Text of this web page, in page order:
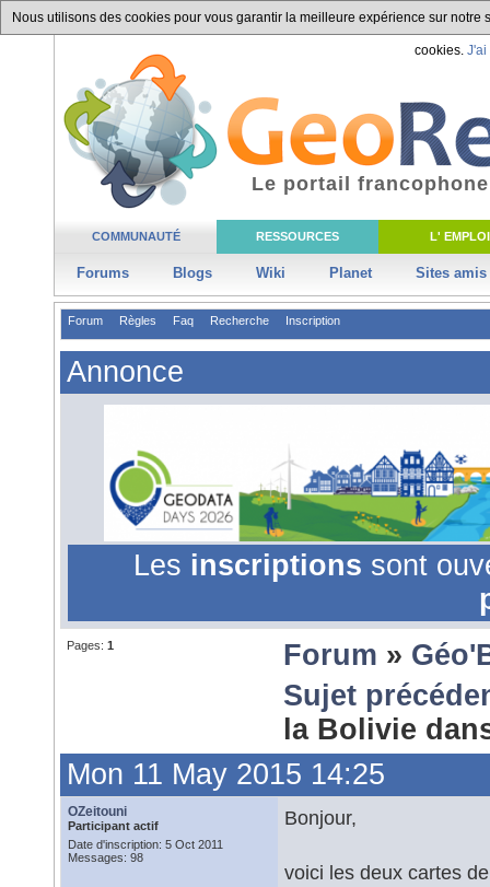
Nous utilisons des cookies pour vous garantir la meilleure expérience sur
cookies. J'ai
COMMUNAUTÉ RESSOURCES L' EMPLOI
Forums Blogs Wiki Planet Sites amis
Le portail
Forum Règles Faq Recherche Inscription
Annonce
Les inscriptions sont
Pages: 1 Forum »
Sujet
la Bolivie
Mon 11 May 2015 14:25
OZeitouni
Participant actif
Date d'inscription: 5 Oct 2011
Messages: 98
Bonjour,
voici les deux cartes